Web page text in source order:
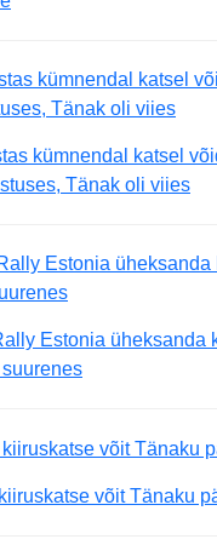
kümnendal katsel
Tänak oli viies
Estonia üheksanda
võit Tänaku